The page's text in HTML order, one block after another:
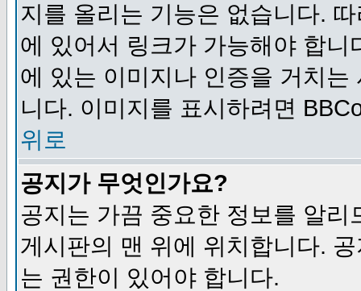
지를 올리는 기능은 없습니다.
에 있어서 링크가 가능해야 합
에 있는 이미지나 인증을 거치
니다. 이미지를 표시하려면
위로
공지가 무엇인가요?
공지는 가끔 중요한 정보를 알
게시판의 맨 위에 위치합니다.
는 권한이 있어야 합니다.